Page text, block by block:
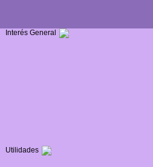
Interés General
Utilidades